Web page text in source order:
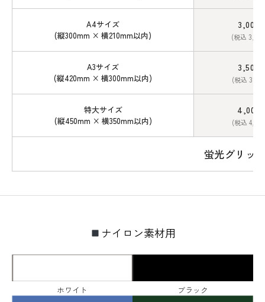
A4サイズ
(縦300mm × 横210mm以内)
3,000
(税込
A3サイズ
(縦420mm × 横300mm以内)
3,500
(税込
特大サイズ
(縦450mm × 横350mm以内)
4,000
(税込
蛍光グリッ
ナイロン素材用
ホワイト ブラック